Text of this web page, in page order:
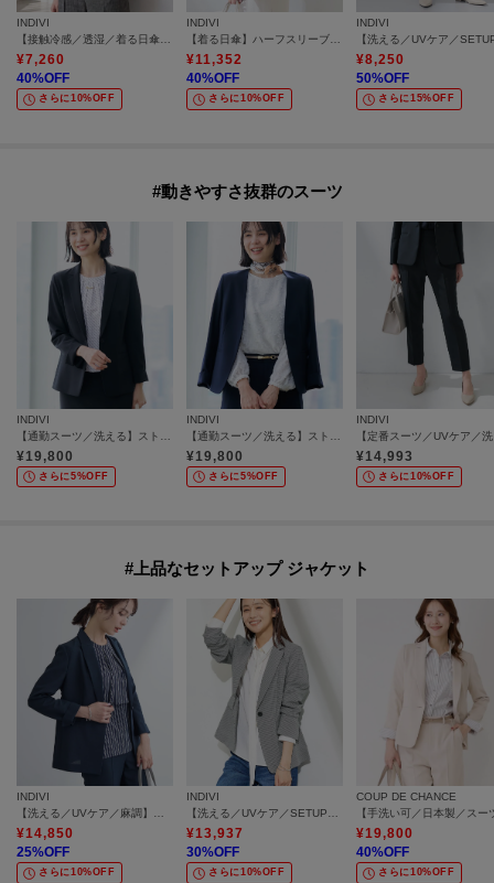
INDIVI
【接触冷感／透湿／着る日傘】ドルマントップス
¥7,260
40%OFF
さらに10%OFF
INDIVI
【着る日傘】ハーフスリーブダブルジャケット
¥11,352
40%OFF
さらに10%OFF
INDIVI
¥8,250
50%OFF
さらに15%OFF
#動きやすさ抜群のスーツ
INDIVI
¥19,800
さらに5%OFF
INDIVI
¥19,800
さらに5%OFF
INDIVI
¥14,993
さらに10%OFF
#上品なセットアップ ジャケット
INDIVI
【洗える／UVケア／麻調】シングルジャケット
¥14,850
25%OFF
さらに10%OFF
INDIVI
【洗える／UVケア／SETUP可能】サッカー素材テーラードジャケット
¥13,937
30%OFF
さらに10%OFF
COUP DE CHANCE
¥19,800
40%OFF
さらに10%OFF